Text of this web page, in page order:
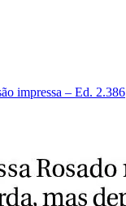
impressa – Ed. 2.386